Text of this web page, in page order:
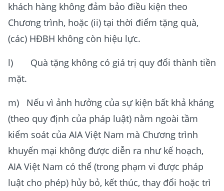
khách hàng không đảm bảo điều kiện theo
Chương trình, hoặc (ii) tại thời điểm tặng quà,
(các) HĐBH không còn hiệu lực.
l) Quà tặng không có giá trị quy đổi thành tiền
mặt.
m) Nếu vì ảnh hưởng của sự kiện bất khả kháng
(theo quy định của pháp luật) nằm ngoài tầm
kiểm soát của AIA Việt Nam mà Chương trình
khuyến mại không được diễn ra như kế hoạch,
AIA Việt Nam có thể (trong phạm vi được pháp
luật cho phép) hủy bỏ, kết thúc, thay đổi hoặc trì